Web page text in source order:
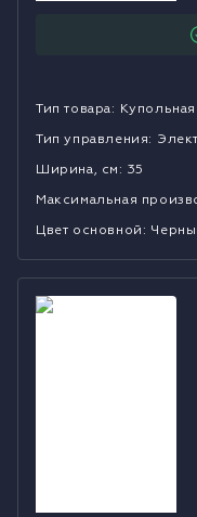
Паровые шкафы
Вакууматоры
Аксессуары к
Поверхности со
Тип товара: Купольная
Тип управления:
Ширина, см : 35
Mаксимальная
Цвет основной :
Вытяжка